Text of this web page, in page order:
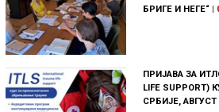
БРИГЕ И НЕГЕ“ |
ПРИЈАВА ЗА
LIFE
СРБИЈЕ, АВГУСТ